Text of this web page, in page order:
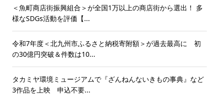
＜魚町商店街振興組合＞が全国1万以上の商店街から選出！ 多
様なSDGs活動を評価【...
令和7年度＜北九州市ふるさと納税寄附額＞が過去最高に 初
の30億円突破＆件数は10...
タカミヤ環境ミュージアムで『ざんねんないきもの事典』など
3作品を上映 申込不要...